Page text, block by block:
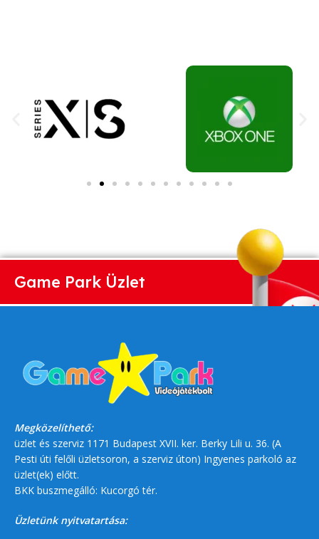
Game Park Üzlet
Megközelíthető:
üzlet és szerviz 1171 Budapest XVII. ker. Berky Lili u. 36. (A
Pesti úti felőli üzletsoron, a szerviz úton) Ingyenes parkoló az
üzlet(ek) előtt.
BKK buszmegálló: Kucorgó tér.
Üzletünk nyitvatartása: